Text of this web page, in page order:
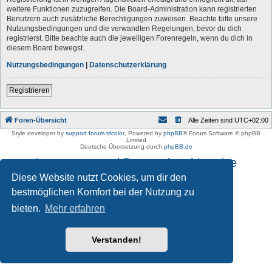
Diese Website nutzt Cookies, um dir den
bestmöglichen Komfort bei der Nutzung zu
bieten. Mehr erfahren
Verstanden!
weitere Funktionen zuzugreifen. Die Board-Administration kann registrierten
Benutzern auch zusätzliche Berechtigungen zuweisen. Beachte bitte unsere
Nutzungsbedingungen und die verwandten Regelungen, bevor du dich
registrierst. Bitte beachte auch die jeweiligen Forenregeln, wenn du dich in
diesem Board bewegst.
Nutzungsbedingungen | Datenschutzerklärung
Registrieren
Foren-Übersicht Alle Zeiten sind UTC+02:00
Style developer by support forum tricolor, Powered by phpBB® Forum Software © phpBB
Limited
Deutsche Übersetzung durch phpBB.de
Impressum und Datenschutzhinweise